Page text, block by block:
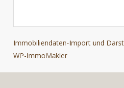
Immobiliendaten-Import und
WP-ImmoMakler